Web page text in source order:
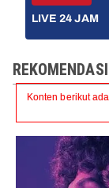
LIVE 24 JAM